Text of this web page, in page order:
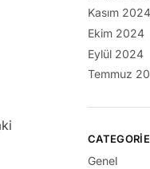
Kasım 2024
Ekim 2024
Eylül 2024
Temmuz
Genel